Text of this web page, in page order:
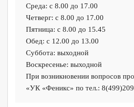
Среда: с 8.00 до 17.00
Четверг: с 8.00 до 17.00
Пятница: с 8.00 до 15.45
Обед: с 12.00 до 13.00
Суббота: выходной
Воскресенье: выходной
При возникновении вопросов
«УК «Феникс» по тел.: